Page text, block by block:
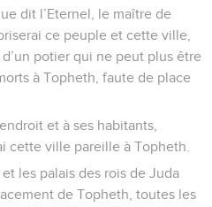
dit l’Eternel, le maître de
ce peuple et cette ville,
potier qui ne peut plus être
à Topheth, faute de place
et à ses habitants,
cette ville pareille à Topheth.
les palais des rois de Juda
de Topheth, toutes les